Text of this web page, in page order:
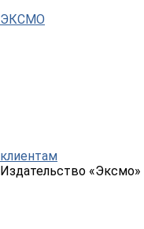
ЭКСМО
клиентам
Издательство «Эксмо»